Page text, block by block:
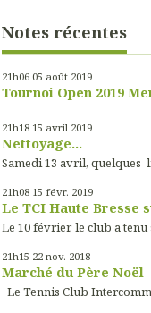
Notes récentes
21h06 05 août 2019
Tournoi Open 2019
21h18 15 avril 2019
Nettoyage...
Samedi 13 avril, quelques
21h08 15 févr. 2019
Le TCI Haute Bresse
Le 10 février, le club a
21h15 22 nov. 2018
Marché du Père Noël
Le Tennis Club